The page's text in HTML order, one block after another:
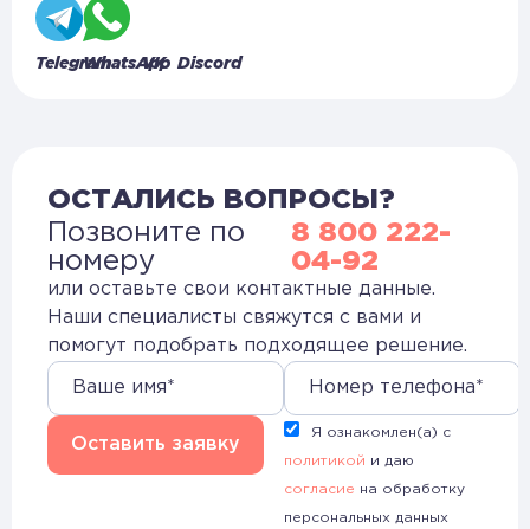
TelegramWhatsApp
VK Discord
ОСТАЛИСЬ ВОПРОСЫ?
Позвоните по
номеру
8 800 222-
04-92
или оставьте свои контактные данные.
Наши специалисты свяжутся с вами и
помогут подобрать подходящее решение.
Оставить заявку
Я ознакомлен(а) с
политикой и даю
согласие на обработку
персональных данных